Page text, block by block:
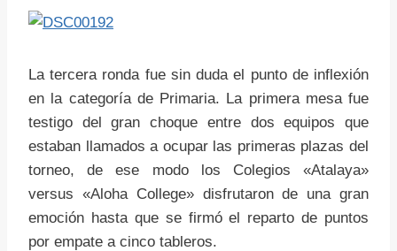
La tercera ronda fue sin duda el punto de inflexión
en la categoría de Primaria. La primera mesa fue
testigo del gran choque entre dos equipos que
estaban llamados a ocupar las primeras plazas del
torneo, de ese modo los Colegios «Atalaya»
versus «Aloha College» disfrutaron de una gran
emoción hasta que se firmó el reparto de puntos
por empate a cinco tableros.